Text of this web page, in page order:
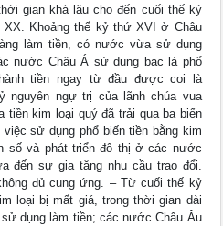
gian khá lâu cho đến cuối thế kỷ
Khoảng thế kỷ thứ XVI ở Châu
làm tiền, có nước vừa sử dụng
nước Châu Á sử dụng bạc là phổ
tiền ngay từ đầu được coi là
nguyên ngự trị của lãnh chúa vua
tiền kim loại quý đã trải qua ba biến
sử dụng phổ biến tiền bằng kim
số và phát triển đô thị ở các nước
đến sự gia tăng nhu cầu trao đổi.
đủ cung ứng. – Từ cuối thế kỷ
loại bị mất giá, trong thời gian dài
dụng làm tiền; các nước Châu Âu